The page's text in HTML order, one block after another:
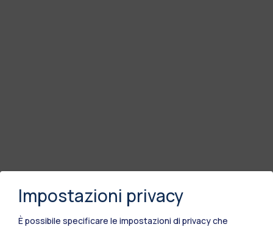
Impostazioni privacy
È possibile specificare le impostazioni di privacy che